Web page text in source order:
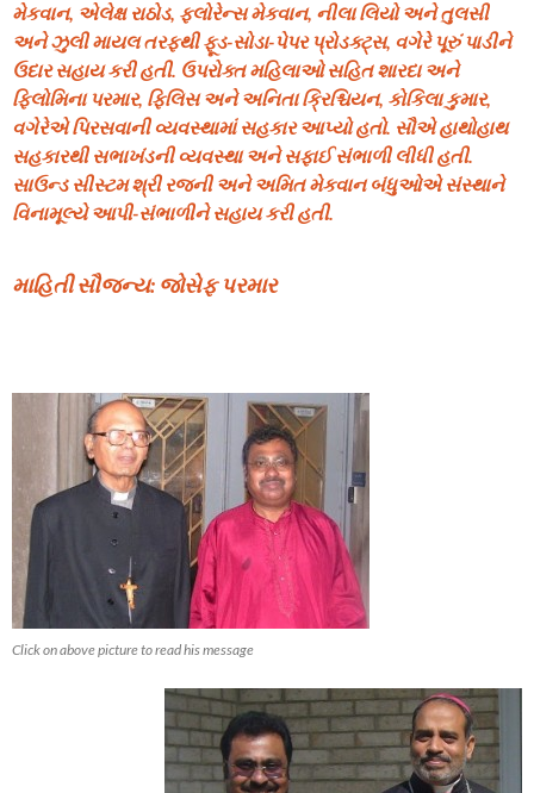
મેકવાન, એલેક્ષ રાઠોડ, ફ્લોરેન્સ મેકવાન, નીલા લિયો અને તુલસી
અને ઝુલી માયલ તરફથી ફૂડ-સોડા-પેપર પ્રોડક્ટ્સ, વગેરે પૂરું પાડીને
ઉદાર સહાય કરી હતી. ઉપરોક્ત મહિલાઓ સહિત શારદા અને
ફિલોમિના પરમાર, ફિલિસ અને અનિતા ક્રિશ્ચિયન, કોકિલા કુમાર,
વગેરેએ પિરસવાની વ્યવસ્થામાં સહકાર આપ્યો હતો. સૌએ હાથોહાથ
સહકારથી સભાખંડની વ્યવસ્થા અને સફાઈ સંભાળી લીધી હતી.
સાઉન્ડ સીસ્ટમ શ્રી રજની અને અમિત મેકવાન બંધુઓએ સંસ્થાને
વિનામૂલ્યે આપી-સંભાળીને સહાય કરી હતી.
માહિતી સૌજન્ય: જોસેફ પરમાર
Click on above picture to read his message